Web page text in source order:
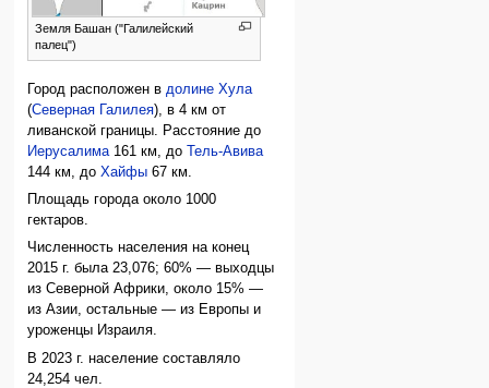
Земля Башан ("Галилейский
палец")
Город расположен в долине Хула
(Северная Галилея), в 4 км от
ливанской границы. Расстояние до
Иерусалима 161 км, доТель-Авива
144 км, доХайфы 67 км.
Площадь города около 1000
гектаров.
Численность населения на конец
2015 г. была 23,076; 60% — выходцы
из Северной Африки, около 15% —
из Азии, остальные — из Европы и
уроженцы Израиля.
В 2023 г. население составляло
24,254 чел.